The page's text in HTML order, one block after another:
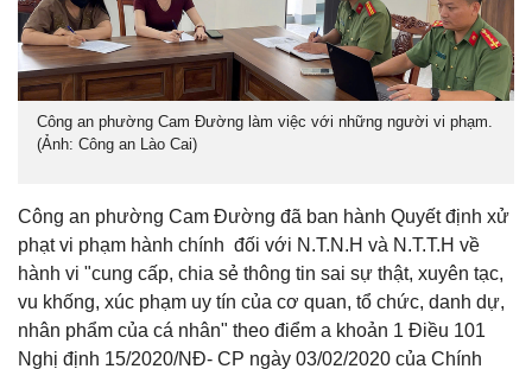
Công an phường Cam Đường làm việc với những người vi phạm.
(Ảnh: Công an Lào Cai)
Công an phường Cam Đường đã ban hành Quyết định xử
phạt vi phạm hành chính đối với N.T.N.H và N.T.T.H về
hành vi "cung cấp, chia sẻ thông tin sai sự thật, xuyên tạc,
vu khống, xúc phạm uy tín của cơ quan, tổ chức, danh dự,
nhân phẩm của cá nhân" theo điểm a khoản 1 Điều 101
Nghị định 15/2020/NĐ- CP ngày 03/02/2020 của Chính